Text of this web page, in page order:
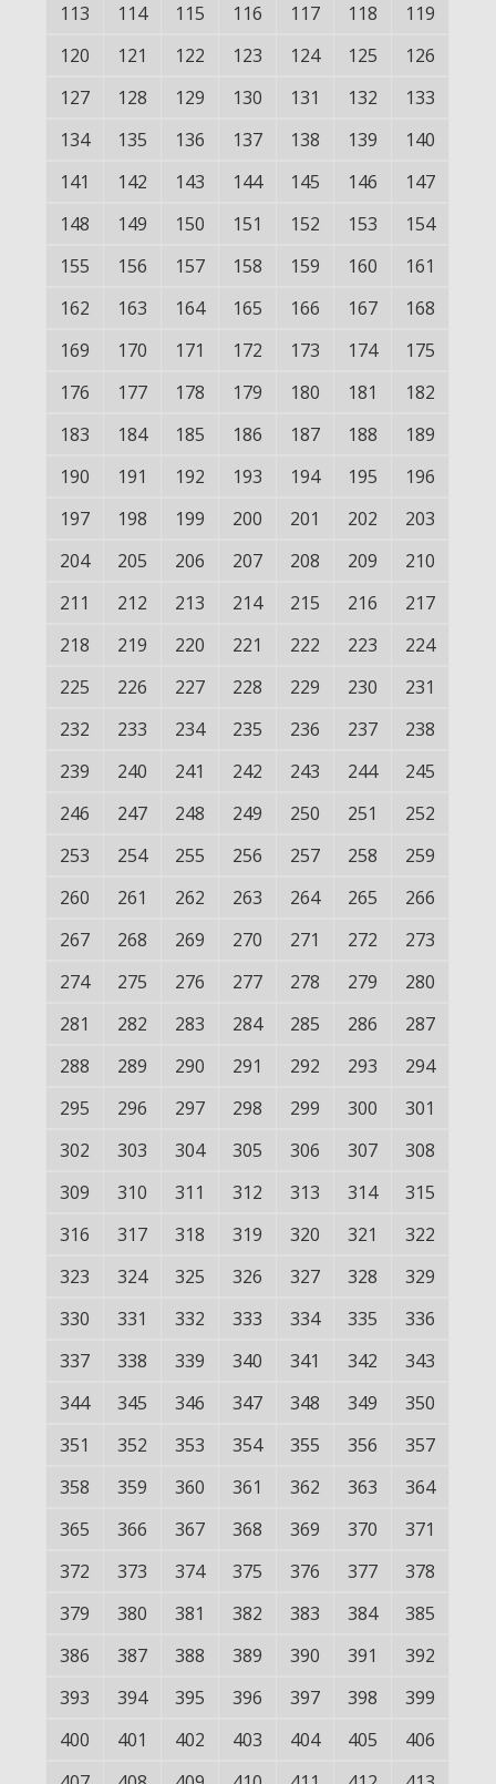
113
114 115 116 117 118
119
120
121 122 123 124 125
126
127
128 129 130 131 132
133
134
135 136 137 138 139
140
141
142 143 144 145 146
147
148
149 150 151 152 153
154
155
156 157 158 159 160
161
162
163 164 165 166 167
168
169
170 171 172 173 174
175
176
177 178 179 180 181
182
183
184 185 186 187 188
189
190
191 192 193 194 195
196
197
198 199 200 201 202
203
204
205 206 207 208 209
210
211
212 213 214 215 216
217
218
219 220 221 222 223
224
225
226 227 228 229 230
231
232
233 234 235 236 237
238
239
240 241 242 243 244
245
246
247 248 249 250 251
252
253
254 255 256 257 258
259
260
261 262 263 264 265
266
267
268 269 270 271 272
273
274
275 276 277 278 279
280
281
282 283 284 285 286
287
288
289 290 291 292 293
294
295
296 297 298 299 300
301
302
303 304 305 306 307
308
309
310 311 312 313 314
315
316
317 318 319 320 321
322
323
324 325 326 327 328
329
330
331 332 333 334 335
336
337
338 339 340 341 342
343
344
345 346 347 348 349
350
351
352 353 354 355 356
357
358
359 360 361 362 363
364
365
366 367 368 369 370
371
372
373 374 375 376 377
378
379
380 381 382 383 384
385
386
387 388 389 390 391
392
393
394 395 396 397 398
399
400
401 402 403 404 405
406